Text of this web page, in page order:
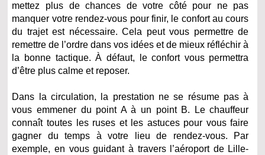
mettez plus de chances de votre côté pour ne pas
manquer votre rendez-vous pour finir, le confort au cours
du trajet est nécessaire. Cela peut vous permettre de
remettre de l’ordre dans vos idées et de mieux réfléchir à
la bonne tactique. À défaut, le confort vous permettra
d’être plus calme et reposer.
Dans la circulation, la prestation ne se résume pas à
vous emmener du point A à un point B. Le chauffeur
connaît toutes les ruses et les astuces pour vous faire
gagner du temps à votre lieu de rendez-vous. Par
exemple, en vous guidant à travers l’aéroport de Lille-